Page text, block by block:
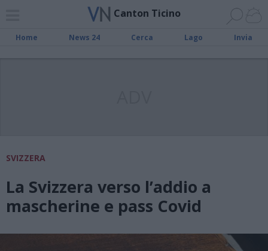
Canton Ticino
Home News 24 Cerca Lago Invia
SVIZZERA
La Svizzera verso l’addio a
mascherine e pass Covid